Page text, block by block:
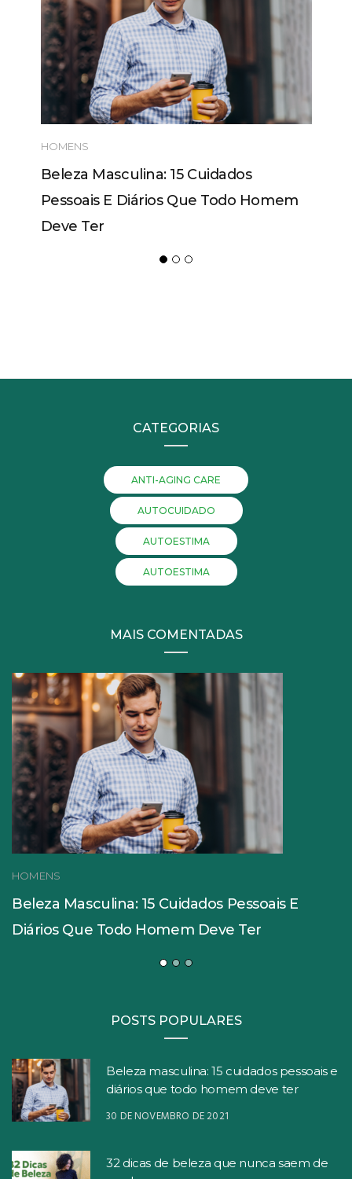
HOMENS
Beleza Masculina: 15 Cuidados
Pessoais E Diários Que Todo Homem
Deve Ter
CATEGORIAS
ANTI-AGING CARE
AUTOCUIDADO
AUTOESTIMA
AUTOESTIMA
MAIS COMENTADAS
HOMENS
Beleza Masculina: 15 Cuidados Pessoais E
Diários Que Todo Homem Deve Ter
POSTS POPULARES
Beleza masculina: 15 cuidados pessoais e
diários que todo homem deve ter
30 DE NOVEMBRO DE 2021
32 dicas de beleza que nunca saem de